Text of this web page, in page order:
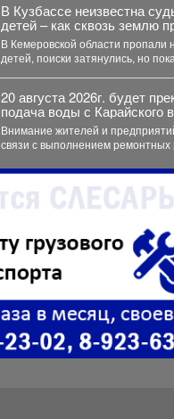
В Кузбассе неизвестна
детей – как сквозь землю
В Кемеровской области пропали
детей, поиски затянулись, но
20 августа 2026г. будет
подача воды с Карайского
Внимание жителей и предприятий
связи с выполнением ремонтных